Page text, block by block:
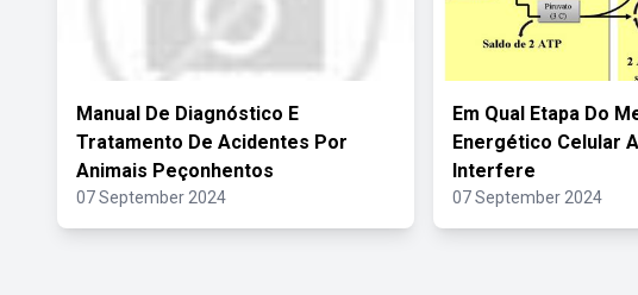
Manual De Diagnóstico E
Tratamento De Acidentes Por
Animais Peçonhentos
07 September 2024
Em Qual Etapa Do
Energético Celular
Interfere
07 September 2024